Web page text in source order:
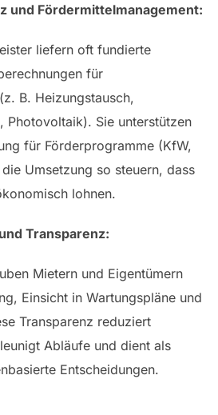
und Fördermittelmanagement:
liefern oft fundierte
für
B. Heizungstausch,
Photovoltaik). Sie unterstützen
für Förderprogramme (KfW,
Umsetzung so steuern, dass
lohnen.
Transparenz:
Mietern und Eigentümern
Einsicht in Wartungspläne und
Transparenz reduziert
Abläufe und dient als
Entscheidungen.